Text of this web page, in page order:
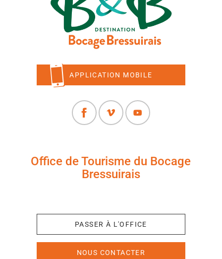
APPLICATION MOBILE
Office de Tourisme du Bocage
Bressuirais
PASSER À L'OFFICE
NOUS CONTACTER